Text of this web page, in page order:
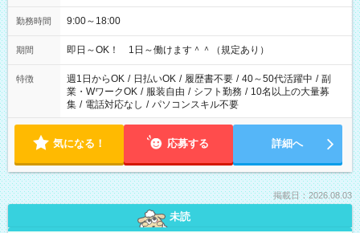
勤務時間 9:00～18:00
期間 即日～OK！ 1日～働けます＾＾（規定あり）
特徴 週1日からOK / 日払いOK / 履歴書不要 / 40～50代活躍中 / 副
業・WワークOK / 服装自由 / シフト勤務 / 10名以上の大量募
集 / 電話対応なし / パソコンスキル不要
気になる！ 応募する 詳細へ
掲載日：2026.08.03
未読